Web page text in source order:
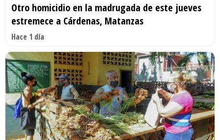
Otro homicidio en la madrugada de este jueves
estremece a Cárdenas, Matanzas
Hace 1 día